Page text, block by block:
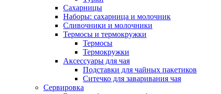
Сахарницы
Наборы: сахарница и молочник
Сливочники и молочники
Термосы и термокружки
Термосы
Термокружки
Аксессуары для чая
Подставки для чайных пакетиков
Ситечко для заваривания чая
Сервировка